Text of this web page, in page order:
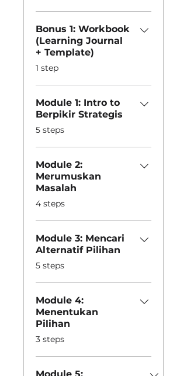
Bonus 1: Workbook
(Learning Journal
+ Template)
.1 step
Module 1: Intro to
Berpikir Strategis
.
5 steps
Module 2:
Merumuskan
Masalah
.
4 steps
Module 3: Mencari
Alternatif Pilihan
.
5 steps
Module 4:
Menentukan
Pilihan
.3 steps